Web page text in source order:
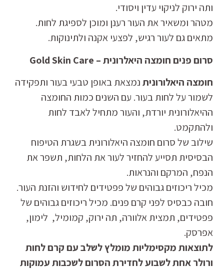
ותה ירוק לניקוי עדין ויסודי.
מטהר ומשאיר את העור רענן ומוכן לספיגת לחות.
מתאים גם לעור רגיש, לפצעי אקנה ולתינוקות.
סרום פנים חומצה היאלרונית – Gold Skin Care
חומצה היאלורוניתנמצאת באופן טבעי בעור ותפקידה
לשמור על לחות בעור. עם השנים כמות החומצה
ההיאלורונית יורדת, והעור מתחיל לאבד לחות
ולהתקמט.
שילוב של סרום חומצה היאלורונית בשגרת הטיפוח
הבסיסית תסייע להחזיר לעור את הלחות, תשפר את
הנפח, המרקם והנראות.
מכיל ריכוזים גבוהים של פפטידים לחידוש והזנת העור.
חובה כבסיס לפני קרם פנים. מכיל ריכוזים גבוהים של
פפטידים, תמצית אלוורה, תה ירוק, קמומיל, לימון,
אפרסק.
לתוצאות מקסימליות מומלץ לשלב עם קרם לחות
ורולר אחת לשבוע לחדירת הסרום לשכבות עמוקות